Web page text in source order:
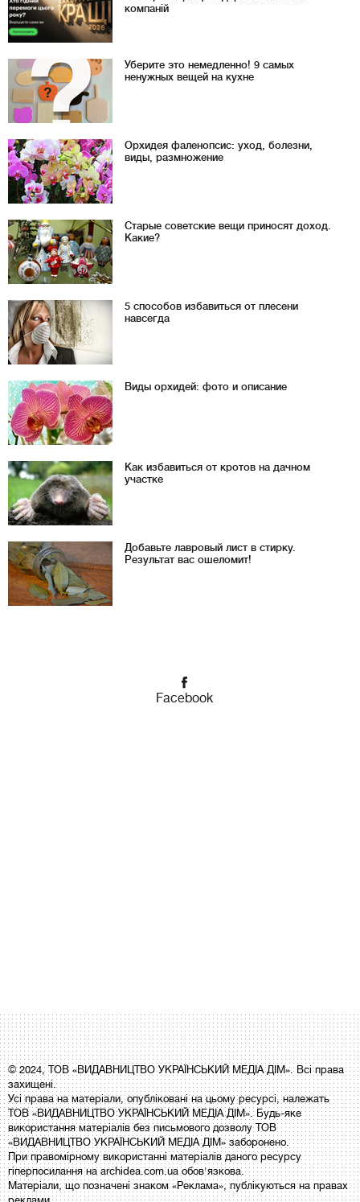
компаній
Уберите это немедленно! 9 самых
ненужных вещей на кухне
Орхидея фаленопсис: уход, болезни,
виды, размножение
Старые советские вещи приносят доход.
Какие?
5 способов избавиться от плесени
навсегда
Виды орхидей: фото и описание
Как избавиться от кротов на дачном
участке
Добавьте лавровый лист в стирку.
Результат вас ошеломит!
Facebook
© 2024, ТОВ «ВИДАВНИЦТВО УКРАЇНСЬКИЙ МЕДІА ДІМ». Всі права
захищені.
Усі права на матеріали, опубліковані на цьому ресурсі, належать
ТОВ «ВИДАВНИЦТВО УКРАЇНСЬКИЙ МЕДІА ДІМ». Будь-яке
використання матеріалів без письмового дозволу ТОВ
«ВИДАВНИЦТВО УКРАЇНСЬКИЙ МЕДІА ДІМ» заборонено.
При правомірному використанні матеріалів даного ресурсу
гіперпосилання на archidea.com.ua обов'язкова.
Матеріали, що позначені знаком «Реклама», публікуються на правах